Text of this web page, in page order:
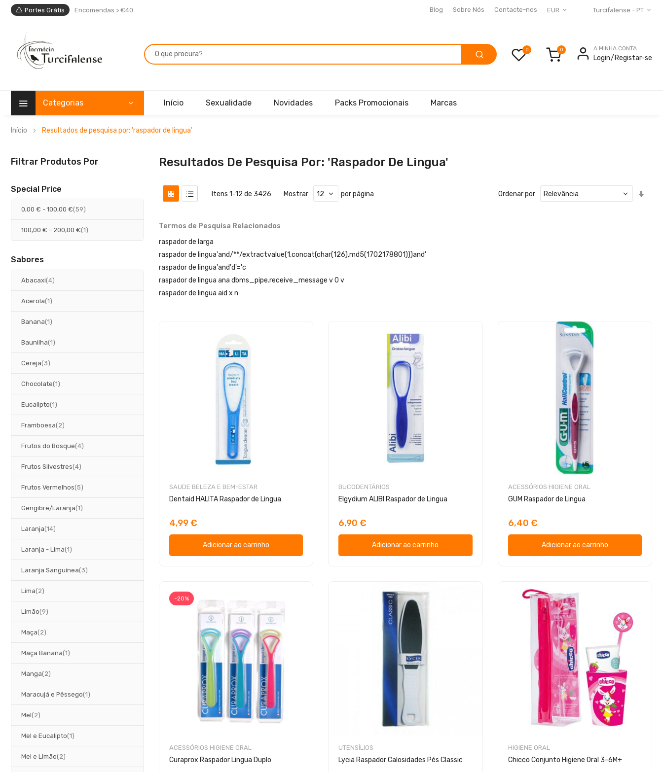
Portes Grátis Encomendas > €40 EUR Turcifalense - PT
Blog Sobre Nós Contacte-nos
0 A MINHA CONTA
Login Registar-se
Categorias Início Sexualidade Novidades Packs Promocionais Marcas
Início Resultados de pesquisa por: 'raspador de lingua'
Resultados De Pesquisa Por: 'raspador De Lingua'
Itens 1-12 de 3426 Mostrar por página Ordenar por
Termos de Pesquisa Relacionados
raspador de larga
raspador de lingua'and/**/extractvalue(1,concat(char(126),md5(1702178801)))and'
raspador de lingua'and'd'='c
raspador de lingua ana dbms_pipe.receive_message v 0 v
raspador de lingua aid x n
SAUDE BELEZA E BEM-ESTAR
Dentaid HALITA Raspador de Lingua
4,99 €
Adicionar ao carrinho
BUCODENTÁRIOS
Elgydium ALIBI Raspador de Lingua
6,90 €
Adicionar ao carrinho
ACESSÓRIOS HIGIENE ORAL
GUM Raspador de Lingua
6,40 €
Adicionar ao carrinho
-20%
ACESSÓRIOS HIGIENE ORAL
Curaprox Raspador Lingua Duplo
UTENSÍLIOS
Lycia Raspador Calosidades Pés Classic
HIGIENE ORAL
Chicco Conjunto Higiene Oral 3-6M+
Filtrar Produtos Por
Special Price
0,00 € - 100,00 € 59
artigos
100,00 € - 200,00 € 1
artigo
Sabores
Abacaxi 4
artigos
Acerola 1
artigo
Banana 1
artigo
Baunilha 1
artigo
Cereja 3
artigos
Chocolate 1
artigo
Eucalipto 1
artigo
Framboesa 2
artigos
Frutos do Bosque 4
artigos
Frutos Silvestres 4
artigos
Frutos Vermelhos 5
artigos
Gengibre/Laranja 1
artigo
Laranja 14
artigos
Laranja - Lima 1
artigo
Laranja Sanguínea 3
artigos
Lima 2
artigos
Limão 9
artigos
Maça 2
artigos
Maça Banana 1
artigo
Manga 2
artigos
Maracujá e Pêssego 1
artigo
Mel 2
artigos
Mel e Eucalipto 1
artigo
Mel e Limão 2
artigos